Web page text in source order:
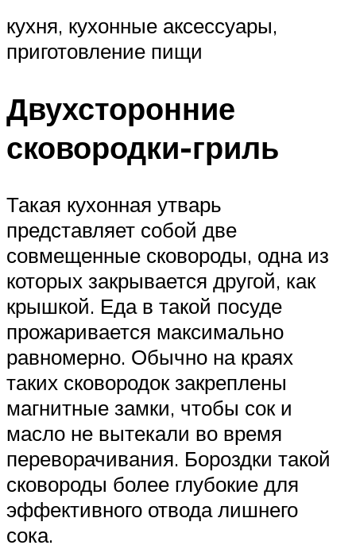
кухня, кухонные аксессуары,
приготовление пищи
Двухсторонние
сковородки-гриль
Такая кухонная утварь
представляет собой две
совмещенные сковороды, одна из
которых закрывается другой, как
крышкой. Еда в такой посуде
прожаривается максимально
равномерно. Обычно на краях
таких сковородок закреплены
магнитные замки, чтобы сок и
масло не вытекали во время
переворачивания. Бороздки такой
сковороды более глубокие для
эффективного отвода лишнего
сока.